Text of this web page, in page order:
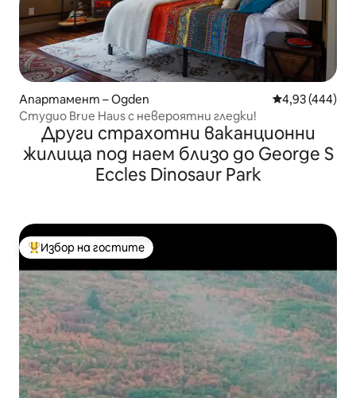
Апартамент – Ogden Средна
4,93 (444)
Студио Brue Haus с невероятни гледки!
Други страхотни ваканционни
жилища под наем близо до George S
Eccles Dinosaur Park
Най-популярен избор на гостите
Избор на гостите